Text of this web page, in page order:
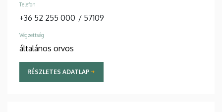
Telefon
+36 52 255 000 / 57109
Végzettség
általános orvos
RÉSZLETES ADATLAP